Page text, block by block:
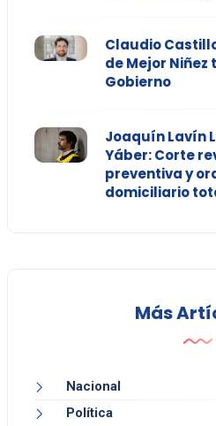
Claudio
de Mejor
Gobierno
Joaquín Lavín
Yáber: Corte
preventiva y
domiciliario
Más
Nacional
Política